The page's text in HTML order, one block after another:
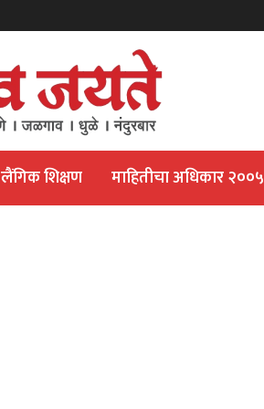
लैंगिक शिक्षण माहितीचा अधिकार २००५